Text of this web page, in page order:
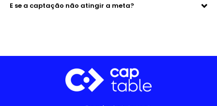
E se a captação não atingir a meta?